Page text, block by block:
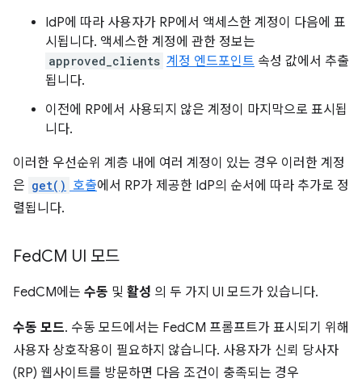
IdP에 따라 사용자가 RP에서 액세스한 계정이 다음에 표
시됩니다. 액세스한 계정에 관한 정보는
approved_clients 계정 엔드포인트 속성 값에서 추출
됩니다.
이전에 RP에서 사용되지 않은 계정이 마지막으로 표시됩
니다.
이러한 우선순위 계층 내에 여러 계정이 있는 경우 이러한 계정
은 get() 호출에서 RP가 제공한 IdP의 순서에 따라 추가로 정
렬됩니다.
FedCM UI 모드
FedCM에는 수동 및 활성 의 두 가지 UI 모드가 있습니다.
수동 모드. 수동 모드에서는 FedCM 프롬프트가 표시되기 위해
사용자 상호작용이 필요하지 않습니다. 사용자가 신뢰 당사자
(RP) 웹사이트를 방문하면 다음 조건이 충족되는 경우